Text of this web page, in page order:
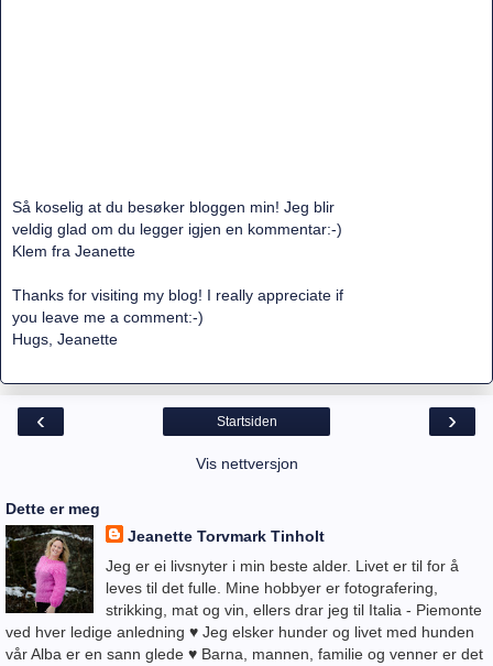
Så koselig at du besøker bloggen min! Jeg blir
veldig glad om du legger igjen en kommentar:-)
Klem fra Jeanette
Thanks for visiting my blog! I really appreciate if
you leave me a comment:-)
Hugs, Jeanette
‹ ›
Startsiden
Vis nettversjon
Dette er meg
Jeanette Torvmark Tinholt
Jeg er ei livsnyter i min beste alder. Livet er til for å
leves til det fulle. Mine hobbyer er fotografering,
strikking, mat og vin, ellers drar jeg til Italia - Piemonte
ved hver ledige anledning ♥ Jeg elsker hunder og livet med hunden
vår Alba er en sann glede ♥ Barna, mannen, familie og venner er det